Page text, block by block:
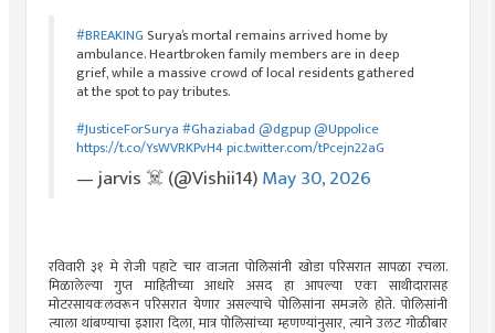
#BREAKING Surya’s mortal remains arrived home by
ambulance. Heartbroken family members are in deep
grief, while a massive crowd of local residents gathered
at the spot to pay tributes.
#JusticeForSurya#Ghaziabad@dgpup@Uppolice
https://t.co/YsWVRKPvH4pic.twitter.com/tPcejn22aG
— jarvis ☠️ (@Vishii14)May 30, 2026
रविवारी ३१ मे रोजी पहाटे चार वाजता पोलिसांनी खोडा परिसरात सापळा रचला.
मिळालेल्या गुप्त माहितीच्या आधारे असद हा आपल्या एका साथीदारासह
मोटरसायकलवरून परिसरात येणार असल्याचे पोलिसांना समजले होते. पोलिसांनी
त्याला थांबण्याचा इशारा दिला, मात्र पोलिसांच्या म्हणण्यांनुसार, त्याने उलट गोळीबार